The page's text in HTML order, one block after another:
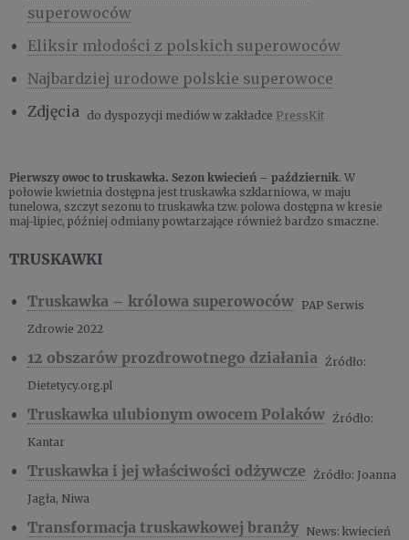
superowoców
Eliksir młodości z polskich superowoców
Najbardziej urodowe polskie superowoce
Zdjęcia do dyspozycji mediów w zakładce PressKit
Pierwszy owoc to truskawka. Sezon kwiecień – październik. W
połowie kwietnia dostępna jest truskawka szklarniowa, w maju
tunelowa, szczyt sezonu to truskawka tzw. polowa dostępna w kresie
maj-lipiec, później odmiany powtarzające również bardzo smaczne.
TRUSKAWKI
Truskawka – królowa superowoców PAP Serwis
Zdrowie 2022
12 obszarów prozdrowotnego działania Źródło:
Dietetycy.org.pl
Truskawka ulubionym owocem Polaków Źródło:
Kantar
Truskawka i jej właściwości odżywcze Źródło: Joanna
Jagła, Niwa
Transformacja truskawkowej branży News: kwiecień